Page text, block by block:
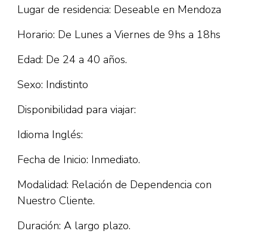
Lugar de residencia: Deseable en Mendoza
Horario: De Lunes a Viernes de 9hs a 18hs
Edad: De 24 a 40 años.
Sexo: Indistinto
Disponibilidad para viajar:
Idioma Inglés:
Fecha de Inicio: Inmediato.
Modalidad: Relación de Dependencia con
Nuestro Cliente.
Duración: A largo plazo.